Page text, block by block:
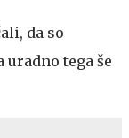
da so
tega še